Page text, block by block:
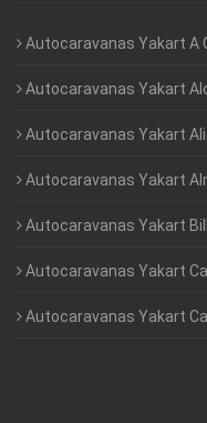
Autocaravanas Yakart A
Autocaravanas Yakart
Autocaravanas Yakart
Autocaravanas Yakart
Autocaravanas Yakart
Autocaravanas Yakart
Autocaravanas Yakart